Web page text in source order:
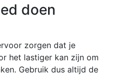
doen
zorgen dat je
het lastiger kan zijn om
Gebruik dus altijd de